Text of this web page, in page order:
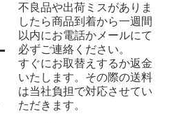
不良品や出荷ミスがありま
したら商品到着から一週間
以内にお電話かメールにて
必ずご連絡ください。
すぐにお取替えするか返金
いたします。その際の送料
は当社負担で対応させてい
ただきます。